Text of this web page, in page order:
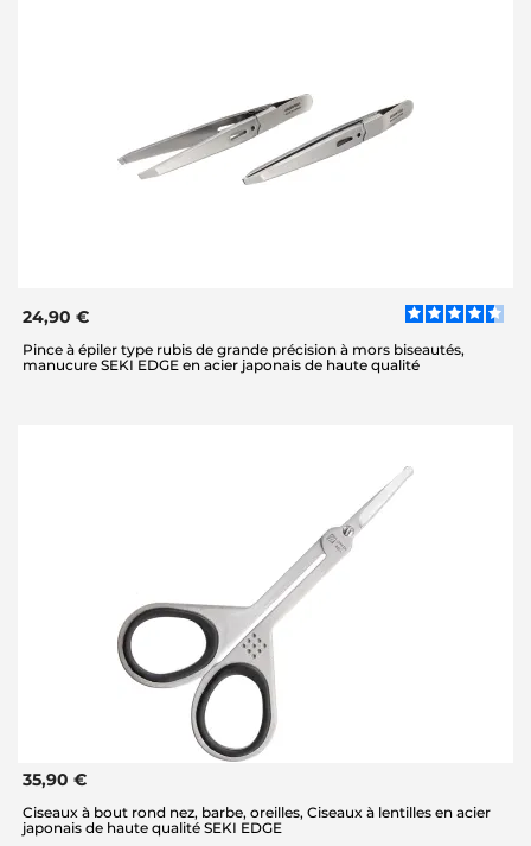
24,90 €
Pince à épiler type rubis de grande précision à mors biseautés,
manucure SEKI EDGE en acier japonais de haute qualité
35,90 €
Ciseaux à bout rond nez, barbe, oreilles, Ciseaux à lentilles en acier
japonais de haute qualité SEKI EDGE